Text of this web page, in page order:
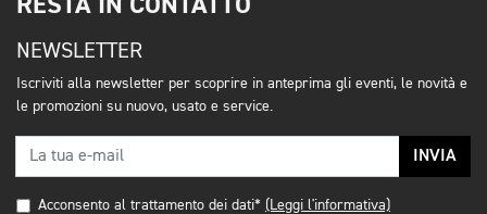
NEWSLETTER
Iscriviti alla newsletter per scoprire in anteprima gli eventi, le novità e
le promozioni su nuovo, usato e service.
INVIA
Acconsento al trattamento dei dati* (Leggi l'informativa)